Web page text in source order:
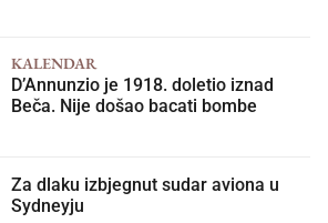
KALENDAR
D’Annunzio je 1918. doletio iznad
Beča. Nije došao bacati bombe
Za dlaku izbjegnut sudar aviona u
Sydneyju